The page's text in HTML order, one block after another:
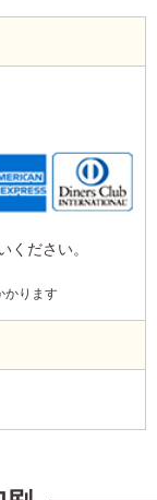
ください。
かります